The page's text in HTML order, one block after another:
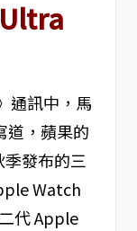
通訊中，馬
，蘋果的
發布的三
Watch
代 Apple